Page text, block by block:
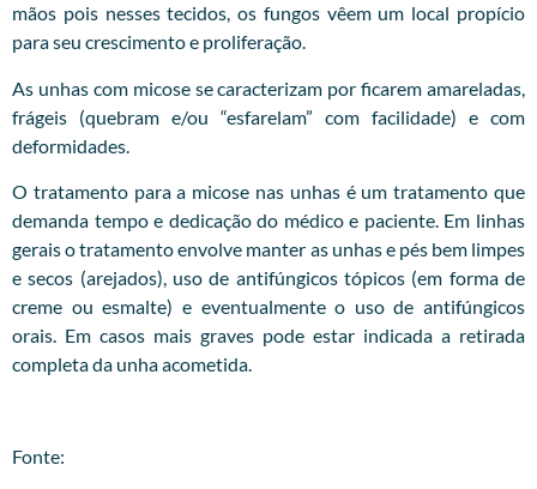
mãos pois nesses tecidos, os fungos vêem um local propício
para seu crescimento e proliferação.
As unhas com micose se caracterizam por ficarem amareladas,
frágeis (quebram e/ou “esfarelam” com facilidade) e com
deformidades.
O tratamento para a micose nas unhas é um tratamento que
demanda tempo e dedicação do médico e paciente. Em linhas
gerais o tratamento envolve manter as unhas e pés bem limpes
e secos (arejados), uso de antifúngicos tópicos (em forma de
creme ou esmalte) e eventualmente o uso de antifúngicos
orais. Em casos mais graves pode estar indicada a retirada
completa da unha acometida.
Fonte: